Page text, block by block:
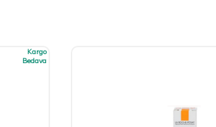
Kargo
Bedava